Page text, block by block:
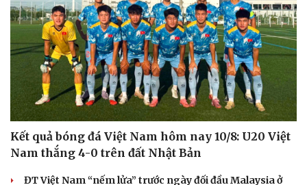
Doanh nghiệp
Doanh nghiệp 24h
Công nghệ
Tin Công nghệ
Kết quả bóng đá Việt Nam hôm nay 10/8: U20 Việt
Nam thắng 4-0 trên đất Nhật Bản
ĐT Việt Nam “nếm lửa” trước ngày đối đầu Malaysia ở